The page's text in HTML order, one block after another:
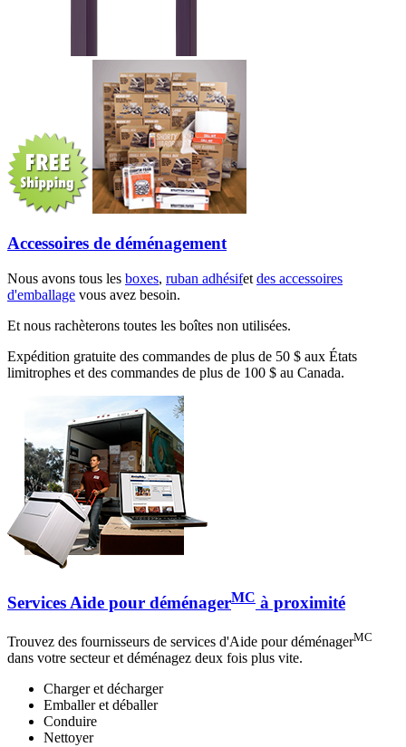
Accessoires de déménagement
Nous avons tous les boxes, ruban adhésifet des accessoires
d'emballage vous avez besoin.
Et nous rachèterons toutes les boîtes non utilisées.
Expédition gratuite des commandes de plus de 50 $ aux États
limitrophes et des commandes de plus de 100 $ au Canada.
Services Aide pour déménagerMC à proximité
Trouvez des fournisseurs de services d'Aide pour déménagerMC
dans votre secteur et déménagez deux fois plus vite.
Charger et décharger
Emballer et déballer
Conduire
Nettoyer